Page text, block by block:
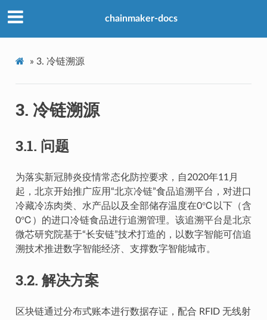
chainmaker-docs
» 3. 冷链溯源
3. 冷链溯源
3.1. 问题
为落实新冠肺炎疫情常态化防控要求，自2020年11月
起，北京开始推广应用“北京冷链”食品追溯平台，对进口
冷藏冷冻肉类、水产品以及全部储存温度在0℃以下（含
0℃）的进口冷链食品进行追溯管理。该追溯平台是北京
微芯研究院基于“长安链”技术打造的，以数字智能可信追
溯技术推进数字智能经济、支撑数字智能城市。
3.2. 解决方案
区块链通过分布式账本进行数据存证，配合 RFID 无线射